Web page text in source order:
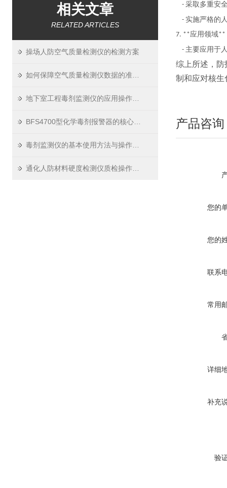
相关文章
RELATED ARTICLES
操场人防空气质量检测仪的检测方案
- 采取多重安
- 实施严格的
7. **应用领域**
- 主要应用于
综上所述，防
制和应对核生
产品咨询
您的
您的
联系
常用
详细
补充
验